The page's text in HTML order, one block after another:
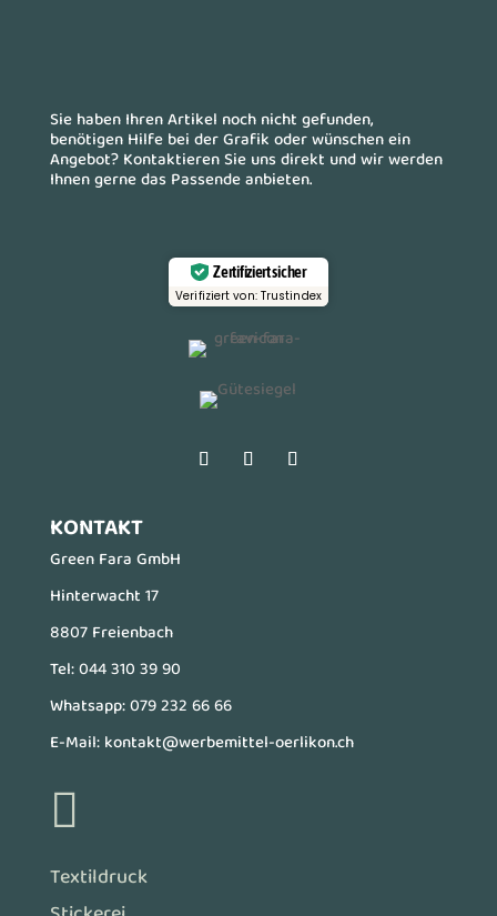
Sie haben Ihren Artikel noch nicht gefunden,
benötigen Hilfe bei der Grafik oder wünschen ein
Angebot? Kontaktieren Sie uns direkt und wir werden
Ihnen gerne das Passende anbieten.
Zertifiziert sicher
Verifiziert von: Trustindex
KONTAKT
Green Fara GmbH
Hinterwacht 17
8807 Freienbach
Tel:044 310 39 90
Whatsapp:079 232 66 66
E-Mail:kontakt@werbemittel-oerlikon.ch

Textildruck